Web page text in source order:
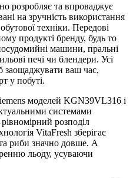
розробляє та впроваджує
на зручність використання
техніки. Передові
продукті бренду, будь то
машини, пральні
печі чи блендери. Усі
заощаджувати ваш час,
у побуті.
моделей KGN39VL316 і
системами
розподіл
VitaFresh зберігає
та риби значно довше. А
льоду, усуваючи